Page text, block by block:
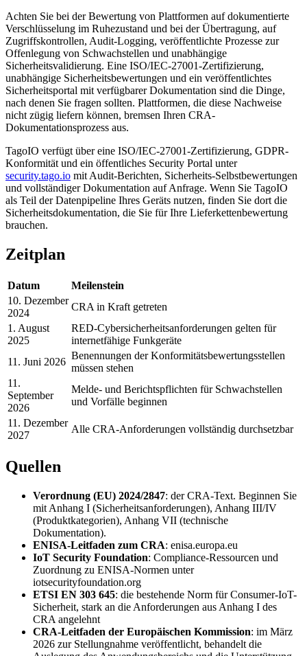
Achten Sie bei der Bewertung von Plattformen auf dokumentierte
Verschlüsselung im Ruhezustand und bei der Übertragung, auf
Zugriffskontrollen, Audit-Logging, veröffentlichte Prozesse zur
Offenlegung von Schwachstellen und unabhängige
Sicherheitsvalidierung. Eine ISO/IEC-27001-Zertifizierung,
unabhängige Sicherheitsbewertungen und ein veröffentlichtes
Sicherheitsportal mit verfügbarer Dokumentation sind die Dinge,
nach denen Sie fragen sollten. Plattformen, die diese Nachweise
nicht zügig liefern können, bremsen Ihren CRA-
Dokumentationsprozess aus.
TagoIO verfügt über eine ISO/IEC-27001-Zertifizierung, GDPR-
Konformität und ein öffentliches Security Portal unter
security.tago.io mit Audit-Berichten, Sicherheits-Selbstbewertungen
und vollständiger Dokumentation auf Anfrage. Wenn Sie TagoIO
als Teil der Datenpipeline Ihres Geräts nutzen, finden Sie dort die
Sicherheitsdokumentation, die Sie für Ihre Lieferkettenbewertung
brauchen.
Zeitplan
Datum
Meilenstein
10. Dezember
2024
CRA in Kraft getreten
1. August
2025
RED-Cybersicherheitsanforderungen gelten für
internetfähige Funkgeräte
11. Juni 2026
Benennungen der Konformitätsbewertungsstellen
müssen stehen
11.
September
2026
Melde- und Berichtspflichten für Schwachstellen
und Vorfälle beginnen
11. Dezember
2027
Alle CRA-Anforderungen vollständig durchsetzbar
Quellen
Verordnung (EU) 2024/2847: der CRA-Text. Beginnen Sie
mit Anhang I (Sicherheitsanforderungen), Anhang III/IV
(Produktkategorien), Anhang VII (technische
Dokumentation).
ENISA-Leitfaden zum CRA: enisa.europa.eu
IoT Security Foundation: Compliance-Ressourcen und
Zuordnung zu ENISA-Normen unter
iotsecurityfoundation.org
ETSI EN 303 645: die bestehende Norm für Consumer-IoT-
Sicherheit, stark an die Anforderungen aus Anhang I des
CRA angelehnt
CRA-Leitfaden der Europäischen Kommission: im März
2026 zur Stellungnahme veröffentlicht, behandelt die